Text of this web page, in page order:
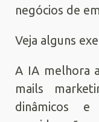
negócios de
Veja alguns
A IA melhora
mails
dinâmicos